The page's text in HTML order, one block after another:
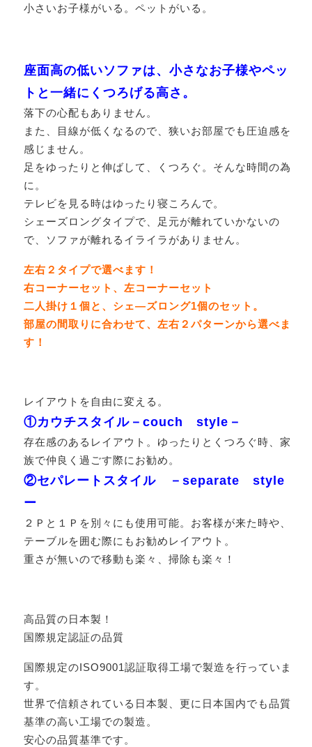
小さいお子様がいる。ペットがいる。
座面高の低いソファは、小さなお子様やペッ
トと一緒にくつろげる高さ。
落下の心配もありません。
また、目線が低くなるので、狭いお部屋でも圧迫感を
感じません。
足をゆったりと伸ばして、くつろぐ。そんな時間の為
に。
テレビを見る時はゆったり寝ころんで。
シェーズロングタイプで、足元が離れていかないの
で、ソファが離れるイライラがありません。
左右２タイプで選べます！
右コーナーセット、左コーナーセット
二人掛け１個と、シェ―ズロング1個のセット。
部屋の間取りに合わせて、左右２パターンから選べま
す！
レイアウトを自由に変える。
①カウチスタイル－couch style－
存在感のあるレイアウト。ゆったりとくつろぐ時、家
族で仲良く過ごす際にお勧め。
②セパレートスタイル －separate style
ー
２Ｐと１Ｐを別々にも使用可能。お客様が来た時や、
テーブルを囲む際にもお勧めレイアウト。
重さが無いので移動も楽々、掃除も楽々！
高品質の日本製！
国際規定認証の品質
国際規定のISO9001認証取得工場で製造を行っていま
す。
世界で信頼されている日本製、更に日本国内でも品質
基準の高い工場での製造。
安心の品質基準です。